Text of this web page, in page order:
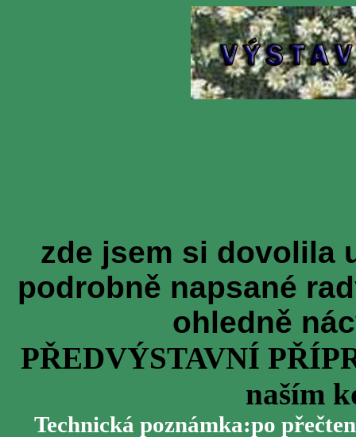
zde jsem si dovolila
podrobně napsané
ohledně
PŘEDVÝSTAVNÍ
naším
Technická poznámka:po